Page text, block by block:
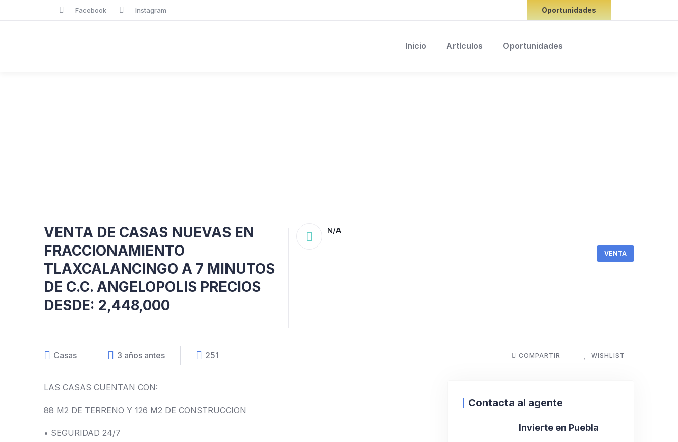
Facebook Instagram Oportunidades
Inicio Artículos Oportunidades
VENTA DE CASAS NUEVAS EN
FRACCIONAMIENTO
TLAXCALANCINGO A 7 MINUTOS
DE C.C. ANGELOPOLIS PRECIOS
DESDE: 2,448,000
N/A
VENTA
Casas 3 años antes 251 COMPARTIR WISHLIST
LAS CASAS CUENTAN CON:
88 M2 DE TERRENO Y 126 M2 DE CONSTRUCCION
• SEGURIDAD 24/7
Contacta al agente
Invierte en Puebla